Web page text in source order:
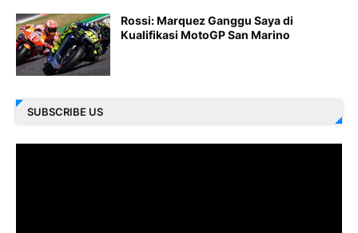
Rossi: Marquez Ganggu Saya di
Kualifikasi MotoGP San Marino
SUBSCRIBE US